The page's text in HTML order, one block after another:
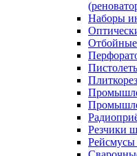
Наборы
Резчики
Рейсмусы